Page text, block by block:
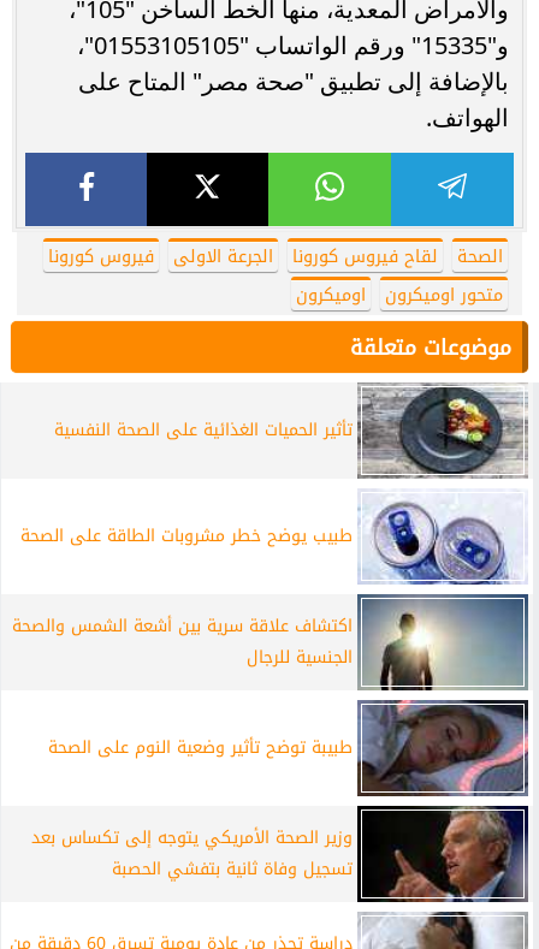
والأمراض المعدية، منها الخط الساخن "105"،
و"15335" ورقم الواتساب "01553105105"،
بالإضافة إلى تطبيق "صحة مصر" المتاح على
الهواتف.
الصحة لقاح فيروس كورونا الجرعة الاولى
فيروس كورونا
متحور اوميكرون
اوميكرون
موضوعات متعلقة
تأثير الحميات الغذائية على الصحة النفسية
طبيب يوضح خطر مشروبات الطاقة على الصحة
اكتشاف علاقة سرية بين أشعة الشمس والصحة
الجنسية للرجال
طبيبة توضح تأثير وضعية النوم على الصحة
وزير الصحة الأمريكي يتوجه إلى تكساس بعد
تسجيل وفاة ثانية بتفشي الحصبة